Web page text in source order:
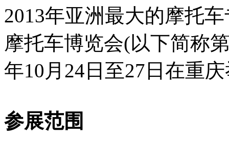
2013年亚洲最大的摩托
摩托车博览会(以下简称
年10月24日至27日在重
参展范围